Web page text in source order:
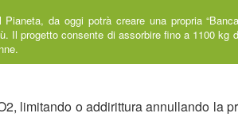
da oggi potrà creare una propria
Il progetto consente di assorbire fino a 1100 kg
limitando o addirittura annullando la